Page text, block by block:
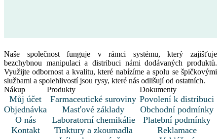
Naše společnost funguje v rámci systému, který zajišťuje
bezchybnou manipulaci a distribuci námi dodávaných produktů.
Využijte odbornost a kvalitu, které nabízíme a spolu se špičkovými
službami a spolehlivostí jsou rysy, které nás odlišují od ostatních.
Nákup
Můj účet
Objednávka
O nás
Kontakt
Produkty
Farmaceutické suroviny
Masťové základy
Laboratorní chemikálie
Tinktury a zkoumadla
Dokumenty
Povolení k distribuci
Obchodní podmínky
Platební podmínky
Reklamace